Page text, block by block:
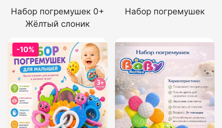
Набор погремушек 0+
Жёлтый слоник
Набор погремушек
-10%